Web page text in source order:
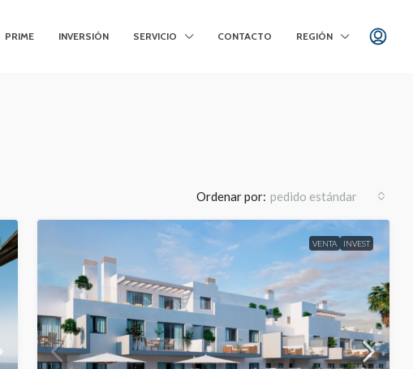
PRIME INVERSIÓN SERVICIO CONTACTO REGIÓN
Ordenar por: pedido estándar
VENTA INVEST